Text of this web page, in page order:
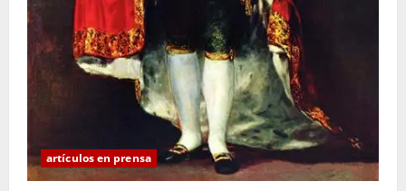
artículos en prensa